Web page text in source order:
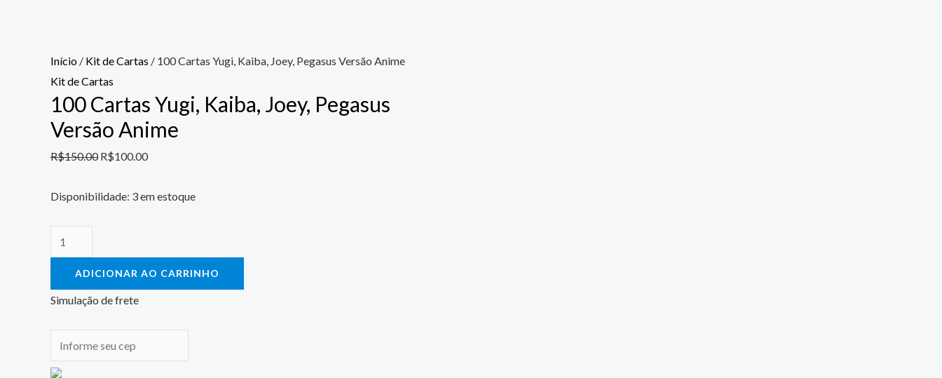
Início / Kit de Cartas / 100 Cartas Yugi, Kaiba, Joey, Pegasus Versão Anime
Kit de Cartas
100 Cartas Yugi, Kaiba, Joey, Pegasus
Versão Anime
R$150.00 R$100.00
Disponibilidade: 3 em estoque
ADICIONAR AO CARRINHO
Simulação de frete